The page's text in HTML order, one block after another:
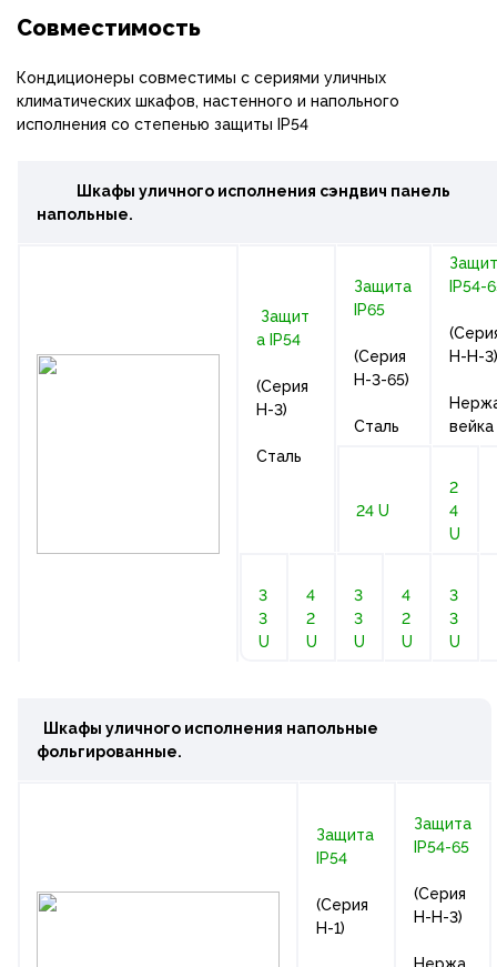
Совместимость
Кондиционеры совместимы с сериями уличных
климатических шкафов, настенного и напольного
исполнения со степенью защиты IP54
Шкафы уличного исполнения сэндвич панель
напольные.
Защит
а IP54
(Серия
Н-3)
Сталь
Защита
IP65
(Серия
Н-3-65)
Сталь
IP54-
Н-Н-
вейка
24 U
2
4
U
3
3
U
4
2
U
3
3
U
4
2
U
3
3
U
Шкафы уличного исполнения напольные
фольгированные.
Защита
IP54
(Серия
Н-1)
Защита
IP54-65
(Серия
Н-Н-3)
Нержа